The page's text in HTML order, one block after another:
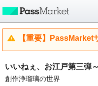
【重要】PassMarket
いいねぇ、お江戸第三弾
創作浄瑠璃の世界